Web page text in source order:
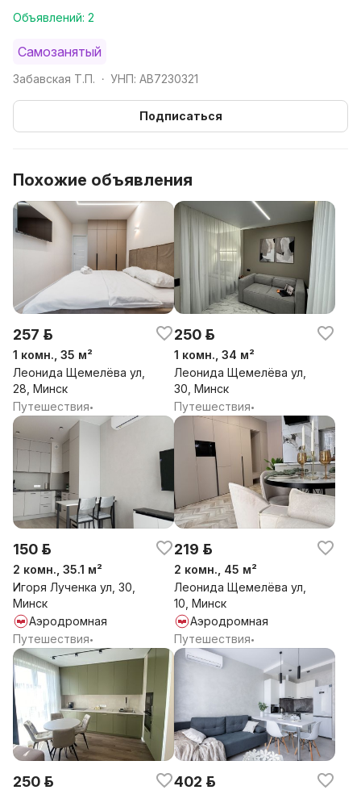
Объявлений: 2
Самозанятый
Забавская Т.П. • УНП: AB7230321
Подписаться
Похожие объявления
257 р.
1 комн., 35 м²
Леонида Щемелёва ул,
28, Минск
Путешествия•
250 р.
1 комн., 34 м²
Леонида Щемелёва ул,
30, Минск
Путешествия•
150 р.
2 комн., 35.1 м²
Игоря Лученка ул, 30,
Минск
Аэродромная
Путешествия•
219 р.
2 комн., 45 м²
Леонида Щемелёва ул,
10, Минск
Аэродромная
Путешествия•
250 р. 402 р.